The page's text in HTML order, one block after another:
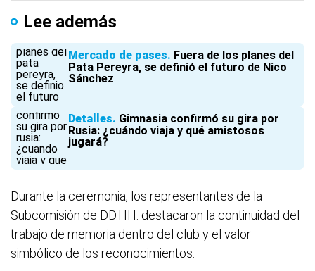
Lee además
Mercado de pases Fuera de los planes del
Pata Pereyra, se definió el futuro de Nico
Sánchez
Detalles Gimnasia confirmó su gira por
Rusia: ¿cuándo viaja y qué amistosos
jugará?
Durante la ceremonia, los representantes de la
Subcomisión de DD.HH. destacaron la continuidad del
trabajo de memoria dentro del club y el valor
simbólico de los reconocimientos.